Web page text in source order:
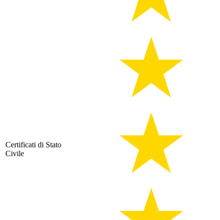
Certificati di Stato
Civile